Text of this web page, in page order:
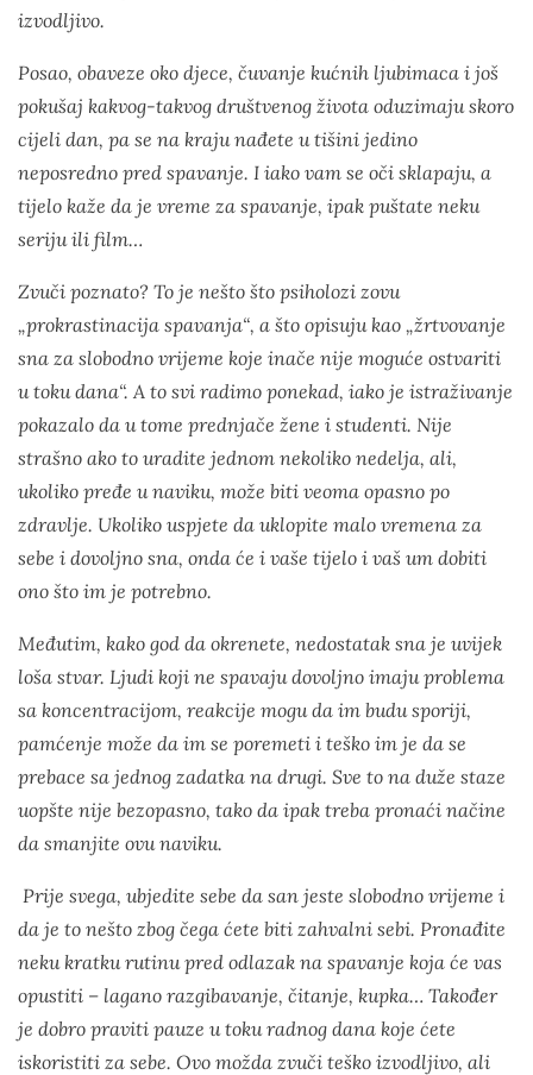
izvodljivo.
Posao, obaveze oko djece, čuvanje kućnih ljubimaca i još
pokušaj kakvog-takvog društvenog života oduzimaju skoro
cijeli dan, pa se na kraju nađete u tišini jedino
neposredno pred spavanje. I iako vam se oči sklapaju, a
tijelo kaže da je vreme za spavanje, ipak puštate neku
seriju ili film…
Zvuči poznato? To je nešto što psiholozi zovu
„prokrastinacija spavanja“, a što opisuju kao „žrtvovanje
sna za slobodno vrijeme koje inače nije moguće ostvariti
u toku dana“. A to svi radimo ponekad, iako je istraživanje
pokazalo da u tome prednjače žene i studenti. Nije
strašno ako to uradite jednom nekoliko nedelja, ali,
ukoliko pređe u naviku, može biti veoma opasno po
zdravlje. Ukoliko uspjete da uklopite malo vremena za
sebe i dovoljno sna, onda će i vaše tijelo i vaš um dobiti
ono što im je potrebno.
Međutim, kako god da okrenete, nedostatak sna je uvijek
loša stvar. Ljudi koji ne spavaju dovoljno imaju problema
sa koncentracijom, reakcije mogu da im budu sporiji,
pamćenje može da im se poremeti i teško im je da se
prebace sa jednog zadatka na drugi. Sve to na duže staze
uopšte nije bezopasno, tako da ipak treba pronaći načine
da smanjite ovu naviku.
Prije svega, ubjedite sebe da san jeste slobodno vrijeme i
da je to nešto zbog čega ćete biti zahvalni sebi. Pronađite
neku kratku rutinu pred odlazak na spavanje koja će vas
opustiti – lagano razgibavanje, čitanje, kupka… Također
je dobro praviti pauze u toku radnog dana koje ćete
iskoristiti za sebe. Ovo možda zvuči teško izvodljivo, ali